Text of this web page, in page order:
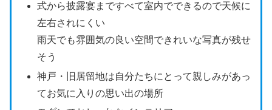
式から披露宴まですべて室内でできるので天候に
左右されにくい
雨天でも雰囲気の良い空間できれいな写真が残せ
そう
神戸・旧居留地は自分たちにとって親しみがあっ
てお気に入りの思い出の場所